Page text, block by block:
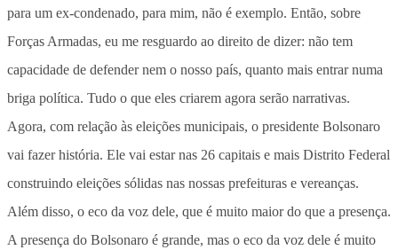
para um ex-condenado, para mim, não é exemplo. Então, sobre
Forças Armadas, eu me resguardo ao direito de dizer: não tem
capacidade de defender nem o nosso país, quanto mais entrar numa
briga política. Tudo o que eles criarem agora serão narrativas.
Agora, com relação às eleições municipais, o presidente Bolsonaro
vai fazer história. Ele vai estar nas 26 capitais e mais Distrito Federal
construindo eleições sólidas nas nossas prefeituras e vereanças.
Além disso, o eco da voz dele, que é muito maior do que a presença.
A presença do Bolsonaro é grande, mas o eco da voz dele é muito